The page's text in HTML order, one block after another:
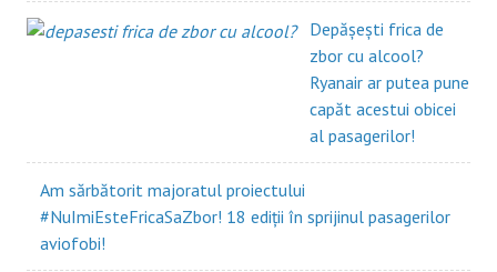
Depășești frica de
zbor cu alcool?
Ryanair ar putea pune
capăt acestui obicei
al pasagerilor!
Am sărbătorit majoratul proiectului
#NuImiEsteFricaSaZbor! 18 ediții în sprijinul pasagerilor
aviofobi!